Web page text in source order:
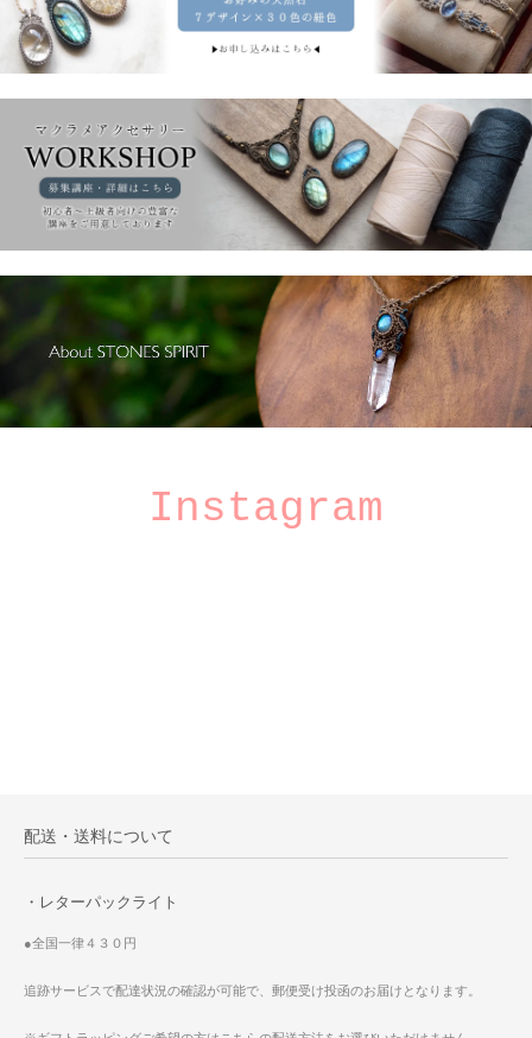
Instagram
配送・送料について
・レターパックライト
●全国一律４３０円
追跡サービスで配達状況の確認が可能で、郵便受け投函のお届けとなります。